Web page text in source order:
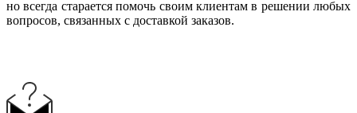
но всегда старается помочь своим клиентам в решении любых
вопросов, связанных с доставкой заказов.